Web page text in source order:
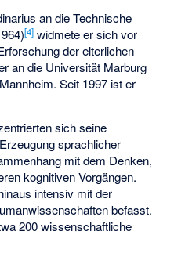
an die Technische
[4] widmete er sich vor
der elterlichen
an die Universität Marburg
Seit 1997 ist er
sich seine
sprachlicher
mit dem Denken,
kognitiven Vorgängen.
intensiv mit der
befasst.
200 wissenschaftliche